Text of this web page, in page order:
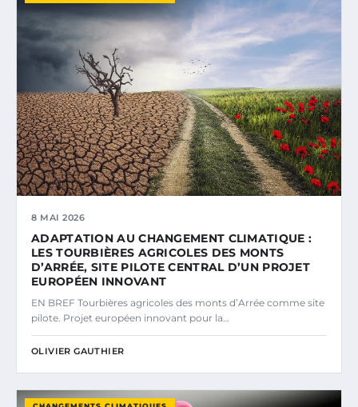
8 MAI 2026
ADAPTATION AU CHANGEMENT CLIMATIQUE :
LES TOURBIÈRES AGRICOLES DES MONTS
D’ARRÉE, SITE PILOTE CENTRAL D’UN PROJET
EUROPÉEN INNOVANT
EN BREF Tourbières agricoles des monts d’Arrée comme site
pilote. Projet européen innovant pour la…
OLIVIER GAUTHIER